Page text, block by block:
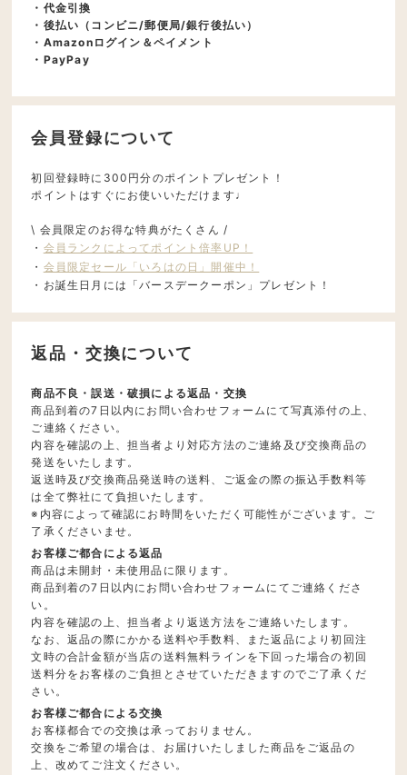
・代金引換
・後払い（コンビニ/郵便局/銀行後払い）
・Amazonログイン＆ペイメント
・PayPay
会員登録について
初回登録時に300円分のポイントプレゼント！
ポイントはすぐにお使いいただけます♩
\ 会員限定のお得な特典がたくさん /
・ 会員ランクによってポイント倍率UP！
・ 会員限定セール「いろはの日」開催中！
・お誕生日月には「バースデークーポン」プレゼント！
返品・交換について
商品不良・誤送・破損による返品・交換
商品到着の7日以内にお問い合わせフォームにて写真添付の上、
ご連絡ください。
内容を確認の上、担当者より対応方法のご連絡及び交換商品の
発送をいたします。
返送時及び交換商品発送時の送料、ご返金の際の振込手数料等
は全て弊社にて負担いたします。
※内容によって確認にお時間をいただく可能性がございます。ご
了承くださいませ。
お客様ご都合による返品
商品は未開封・未使用品に限ります。
商品到着の7日以内にお問い合わせフォームにてご連絡くださ
い。
内容を確認の上、担当者より返送方法をご連絡いたします。
なお、返品の際にかかる送料や手数料、また返品により初回注
文時の合計金額が当店の送料無料ラインを下回った場合の初回
送料分をお客様のご負担とさせていただきますのでご了承くだ
さい。
お客様ご都合による交換
お客様都合での交換は承っておりません。
交換をご希望の場合は、お届けいたしました商品をご返品の
上、改めてご注文ください。